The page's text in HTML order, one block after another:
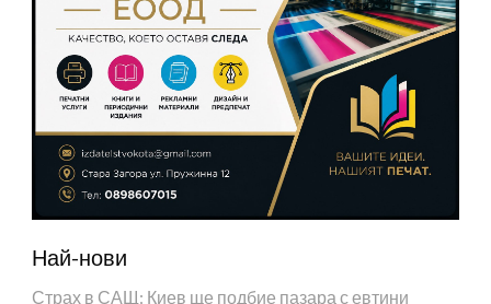
Най-нови
Страх в САЩ: Киев ще подбие пазара с евтини